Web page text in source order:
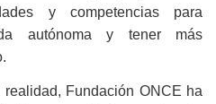
y competencias para
autónoma y tener más
Fundación ONCE ha